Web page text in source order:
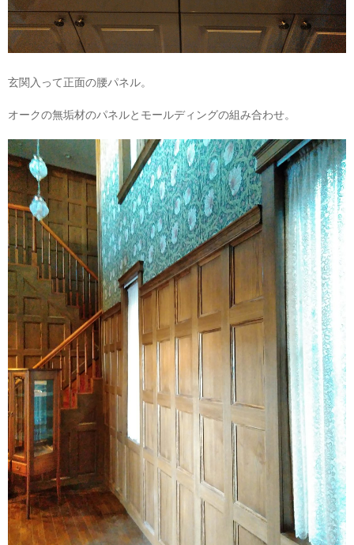
玄関入って正面の腰パネル。
オークの無垢材のパネルとモールディングの組み合わせ。